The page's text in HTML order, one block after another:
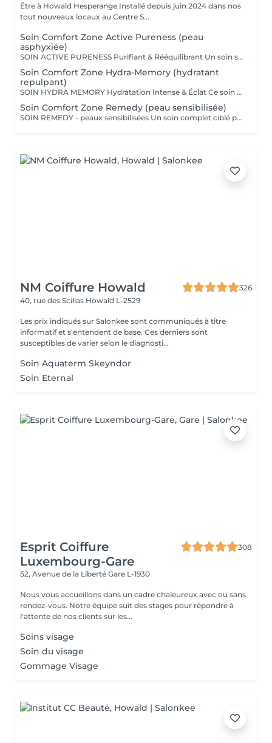
Être à Howald Hesperange Installé depuis juin 2024 dans nos
tout nouveaux locaux au Centre S...
Soin Comfort Zone Active Pureness (peau
asphyxiée)
SOIN ACTIVE PURENESS Purifiant & Rééquilibrant Un soin spécifique profond qui désincruste et libère la peau de toutes ses impuretés. Grâce à l'action combinée des exfoliants et des extraits naturels purifiants, il aide à désobstruer les pores, réduire l'excès de sébum et retrouver un teint plus net et équilibré. Idéal pour retrouver une peau fraîche et matifiée, tout en douceur. SOINS DU VISAGE COMFORT ZONE Nos soins du visage utilisent les produits de la marque Comfort Zone, une référence en cosmétique professionnelle alliant science, nature et innovation. Formulés avec des ingrédients d'origine naturelle, sans silicones, parabènes ni huiles minérales, ces soins sont conçus pour respecter l'équilibre de la peau tout en offrant des résultats visibles et durables. Chaque soin est un véritable rituel de bien-être et d'efficacité, adapté aux besoins spécifiques de votre peau.
Soin Comfort Zone Hydra-Memory (hydratant
repulpant)
SOIN HYDRA MEMORY Hydratation Intense & Éclat Ce soin booste l'hydratation et recharge la peau en eau grâce à l'acide hyaluronique et aux extraits naturels hydratants. Sa texture fraîche et ultra-sensorielle désaltère immédiatement la peau et lui redonne souplesse, douceur et éclat. Parfait pour les peaux déshydratées ou fatiguées, en quête de confort et de fraîcheur. SOINS DU VISAGE COMFORT ZONE Nos soins du visage utilisent les produits de la marque Comfort Zone, une référence en cosmétique professionnelle alliant science, nature et innovation. Formulés avec des ingrédients d'origine naturelle, sans silicones, parabènes ni huiles minérales, ces soins sont conçus pour respecter l'équilibre de la peau tout en offrant des résultats visibles et durables. Chaque soin est un véritable rituel de bien-être et d'efficacité, adapté aux besoins spécifiques de votre peau.
Soin Comfort Zone Remedy (peau sensibilisée)
SOIN REMEDY - peaux sensibilisées Un soin complet ciblé pour tous les âges et tous les types de peau. Le point commun ? Une peau sensibilisée, fragilisée et inconfortable. Apaiser, calmer et soulager la peau des inflammations, tel est l'objectif de ce soin qui renforce la barrière protectrice de la peau pour lui apporter sérénité et confort. SOINS DU VISAGE COMFORT ZONE Nos soins du visage utilisent les produits de la marque Comfort Zone, une référence en cosmétique professionnelle alliant science, nature et innovation. Formulés avec des ingrédients d'origine naturelle, sans silicones, parabènes ni huiles minérales, ces soins sont conçus pour respecter l'équilibre de la peau tout en offrant des résultats visibles et durables. Chaque soin est un véritable rituel de bien-être et d'efficacité, adapté aux besoins spécifiques de votre peau.
NM Coiffure Howald
326
40, rue des Scillas Howald L-2529
Les prix indiqués sur Salonkee sont communiqués à titre
informatif et s'entendent de base. Ces derniers sont
susceptibles de varier selon le diagnosti...
Soin Aquaterm Skeyndor
Soin Eternal
Esprit Coiffure
Luxembourg-Gare
308
52, Avenue de la Liberté Gare L-1930
Nous vous accueillons dans un cadre chaleureux avec ou sans
rendez-vous. Notre équipe suit des stages pour répondre à
l'attente de nos clients sur les...
Soins visage
Soin du visage
Gommage Visage